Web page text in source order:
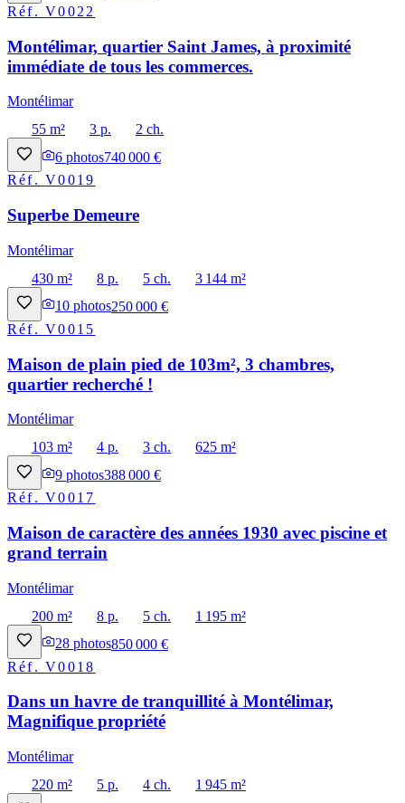
Réf.V0022
Montélimar, quartier Saint James, à proximité
immédiate de tous les commerces.
Montélimar
55 m²
3 p.
2 ch.
6 photos740 000 €
Réf.V0019
Superbe Demeure
Montélimar
430 m²
8 p. 5 ch.
3 144 m²
10 photos250 000 €
Réf.V0015
Maison de plain pied de 103m², 3 chambres,
quartier recherché !
Montélimar
103 m²
4 p. 3 ch.
625 m²
9 photos388 000 €
Réf.V0017
Maison de caractère des années 1930 avec piscine et
grand terrain
Montélimar
200 m²
8 p. 5 ch.
1 195 m²
28 photos850 000 €
Réf.V0018
Dans un havre de tranquillité à Montélimar,
Magnifique propriété
Montélimar
220 m²
5 p. 4 ch.
1 945 m²